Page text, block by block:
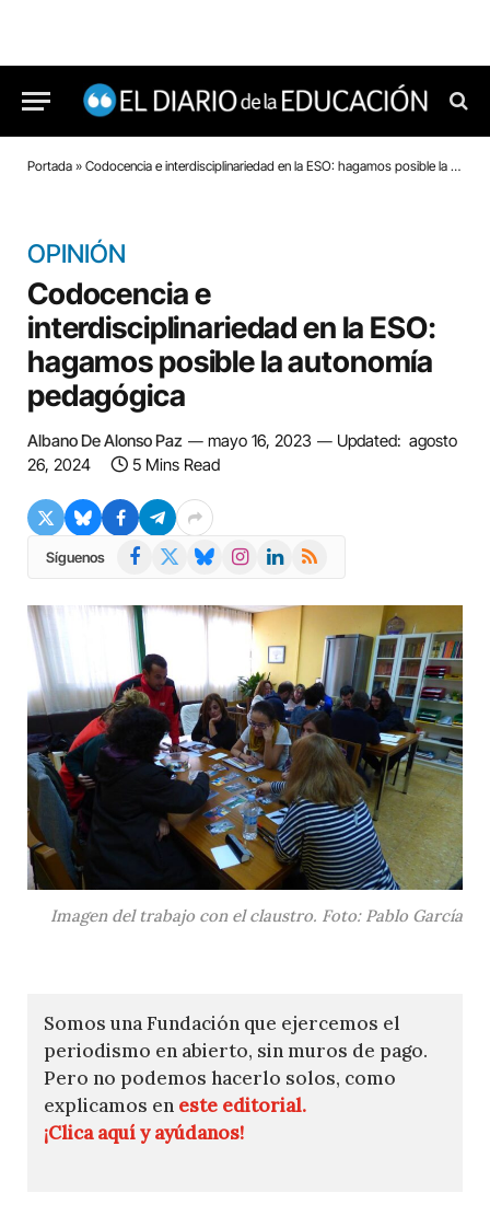
Portada » Codocencia e interdisciplinariedad en la ESO: hagamos posible la autonomía pedagógica
OPINIÓN
Codocencia e
interdisciplinariedad en la ESO:
hagamos posible la autonomía
pedagógica
Albano De Alonso Paz mayo 16, 2023 Updated: agosto
26, 2024
5 Mins Read
Síguenos Facebook BlueskyInstagramLinkedIn
RSS
Imagen del trabajo con el claustro. Foto: Pablo García
Somos una Fundación que ejercemos el
periodismo en abierto, sin muros de pago.
Pero no podemos hacerlo solos, como
explicamos en este editorial.
¡Clica aquí y ayúdanos!